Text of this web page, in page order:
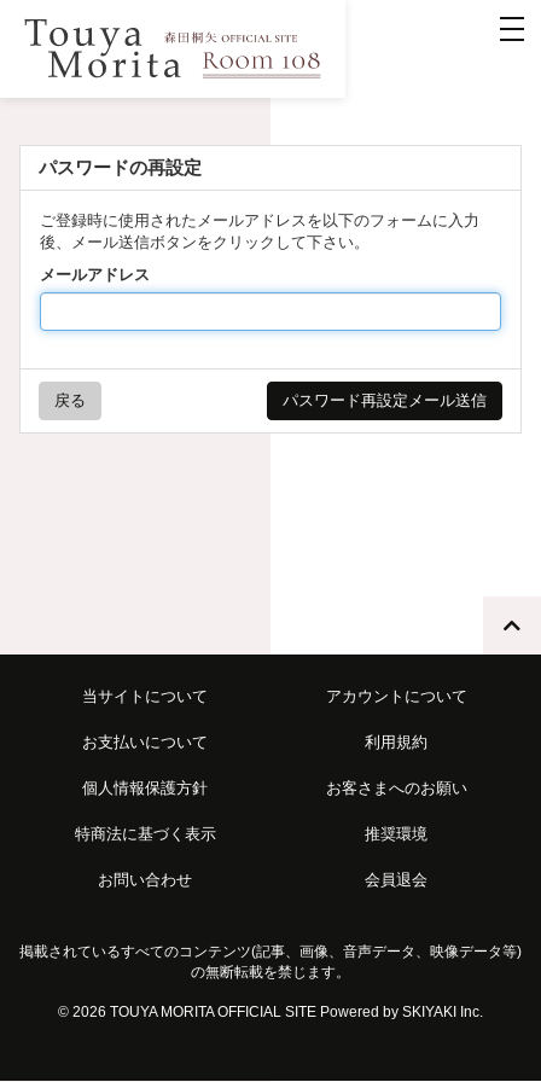
パスワードの再設定
ご登録時に使用されたメールアドレスを以下のフォームに入力
後、メール送信ボタンをクリックして下さい。
メールアドレス
戻る
当サイトについて アカウントについて
お支払いについて 利用規約
個人情報保護方針 お客さまへのお願い
特商法に基づく表示 推奨環境
お問い合わせ 会員退会
掲載されているすべてのコンテンツ(記事、画像、音声データ、映像データ等)
の無断転載を禁じます。
© 2026 TOUYA MORITA OFFICIAL SITE Powered by SKIYAKI Inc.